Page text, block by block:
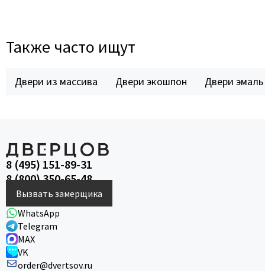
Также часто ищут
Двери из массива Двери экошпон Двери эмаль
8 (495) 151-89-31
8 (800) 350-65-48
Вызвать замерщика
WhatsApp
Telegram
MAX
VK
order@dvertsov.ru